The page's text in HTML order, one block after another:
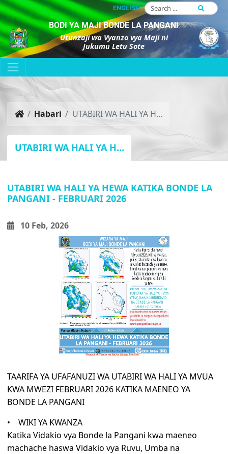
ENGLISH
BODI YA MAJI BONDE LA PANGANI
Utunzaji wa Vyanzo vya Maji ni
Jukumu Letu Sote
Habari UTABIRI WA HALI YA H...
UTABIRI WA HALI YA H...
UTABIRI WA HALI YA HEWA KATIKA BONDE LA
PANGANI - FEBRUARI 2026
10 Feb, 2026
TAARIFA YA UFAFANUZI WA UTABIRI WA HALI YA MVUA
KWA MWEZI FEBRUARI 2026 KATIKA MAENEO YA
BONDE LA PANGANI
• WIKI YA KWANZA
Katika Vidakio vya Bonde la Pangani kwa maeneo
machache haswa Vidakio vya Ruvu, Umba na